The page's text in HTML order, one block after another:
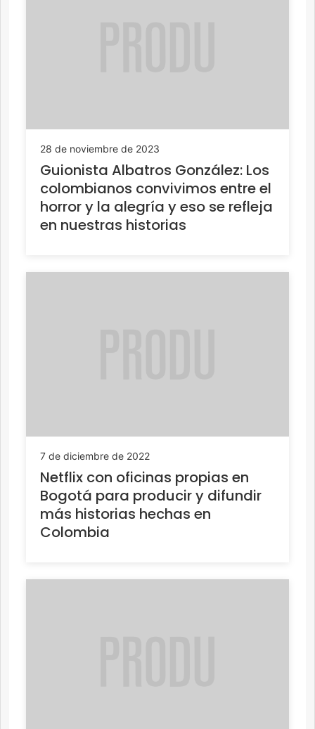
28 de noviembre de 2023
Guionista Albatros González: Los
colombianos convivimos entre el
horror y la alegría y eso se refleja
en nuestras historias
7 de diciembre de 2022
Netflix con oficinas propias en
Bogotá para producir y difundir
más historias hechas en
Colombia